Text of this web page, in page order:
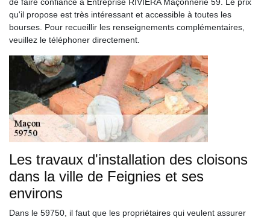
qu'il propose est très intéressant et accessible à toutes les
bourses. Pour recueillir les renseignements complémentaires,
veuillez le téléphoner directement.
Les travaux d'installation des cloisons
dans la ville de Feignies et ses
environs
Dans le 59750, il faut que les propriétaires qui veulent assurer